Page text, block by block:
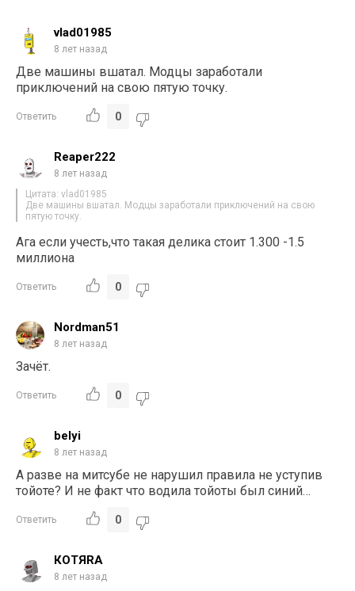
vlad01985
8 лет назад
Две машины вшатал. Модцы заработали
приключений на свою пятую точку.
Ответить 0
Reaper222
8 лет назад
Цитата: vlad01985
Две машины вшатал. Модцы заработали приключений на свою
пятую точку.
Ага если учесть,что такая делика стоит 1.300 -1.5
миллиона
Ответить 0
Nordman51
8 лет назад
Зачёт.
Ответить 0
belyi
8 лет назад
А разве на митсубе не нарушил правила не уступив
тойоте? И не факт что водила тойоты был синий…
Ответить 0
КОТЯRA
8 лет назад